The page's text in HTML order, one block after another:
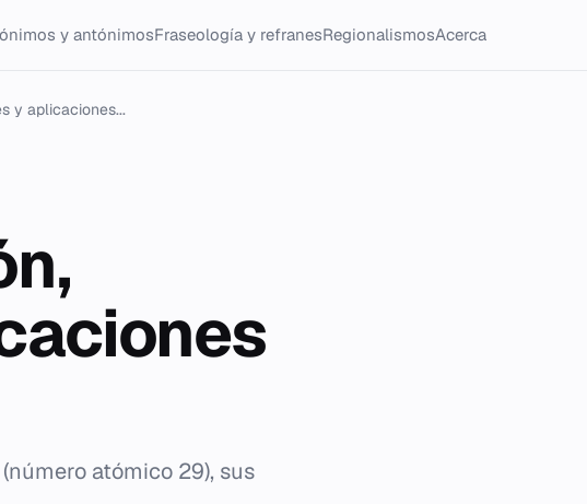
y antónimosFraseología y refranesRegionalismosAcerca
y aplicaciones...
atómico 29), sus